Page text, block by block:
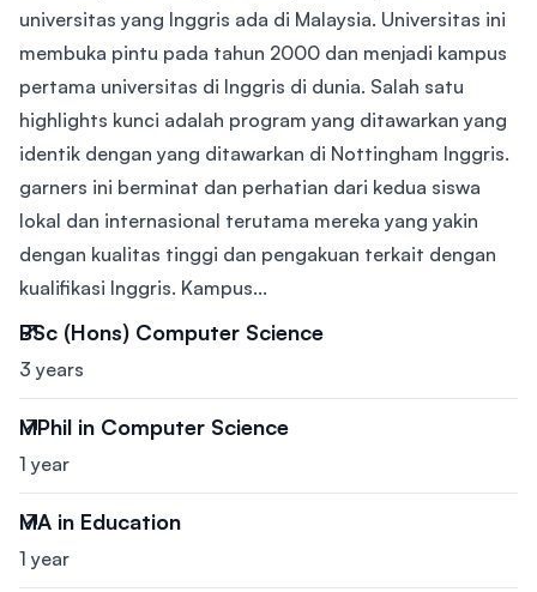
universitas yang Inggris ada di Malaysia. Universitas ini
membuka pintu pada tahun 2000 dan menjadi kampus
pertama universitas di Inggris di dunia. Salah satu
highlights kunci adalah program yang ditawarkan yang
identik dengan yang ditawarkan di Nottingham Inggris.
garners ini berminat dan perhatian dari kedua siswa
lokal dan internasional terutama mereka yang yakin
dengan kualitas tinggi dan pengakuan terkait dengan
kualifikasi Inggris. Kampus...
BSc (Hons) Computer Science
3 years
MPhil in Computer Science
1 year
MA in Education
1 year